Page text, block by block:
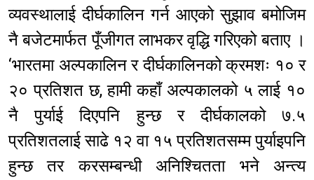
व्यवस्थालाई दीर्घकालिन गर्न आएको सुझाव बमोजिम
नै बजेटमार्फत पूँजीगत लाभकर वृद्धि गरिएको बताए ।
‘भारतमा अल्पकालिन र दीर्घकालिनको क्रमशः १० र
२० प्रतिशत छ, हामी कहाँ अल्पकालको ५ लाई १०
नै पुर्याई दिएपनि हुन्छ र दीर्घकालको ७.५
प्रतिशतलाई साढे १२ वा १५ प्रतिशतसम्म पुर्याइपनि
हुन्छ तर करसम्बन्धी अनिश्चितता भने अन्त्य